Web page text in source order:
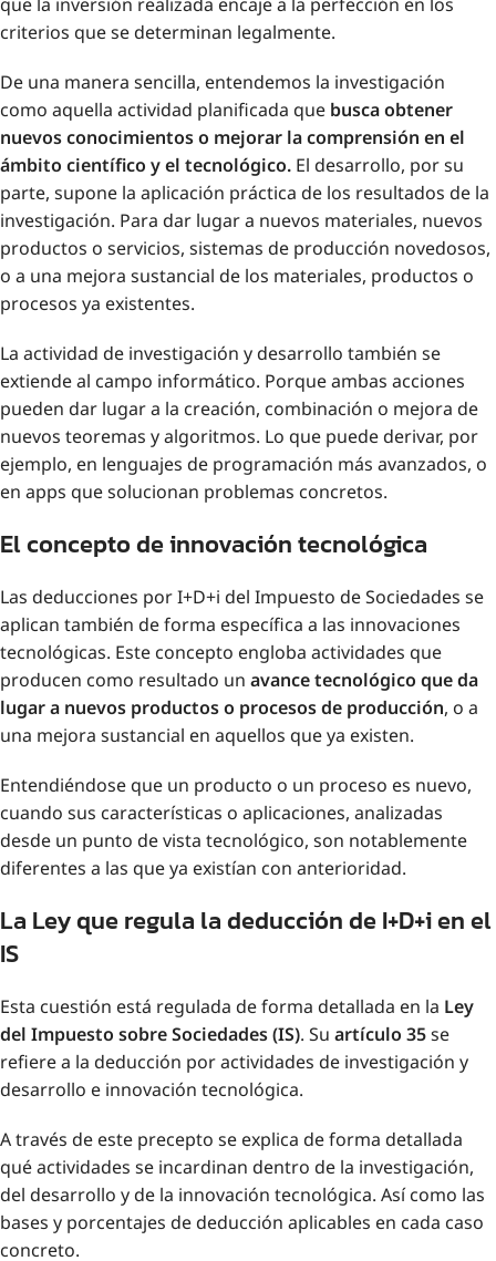
que la inversión realizada encaje a la perfección en los
criterios que se determinan legalmente.
De una manera sencilla, entendemos la investigación
como aquella actividad planificada que busca obtener
nuevos conocimientos o mejorar la comprensión en el
ámbito científico y el tecnológico. El desarrollo, por su
parte, supone la aplicación práctica de los resultados de la
investigación. Para dar lugar a nuevos materiales, nuevos
productos o servicios, sistemas de producción novedosos,
o a una mejora sustancial de los materiales, productos o
procesos ya existentes.
La actividad de investigación y desarrollo también se
extiende al campo informático. Porque ambas acciones
pueden dar lugar a la creación, combinación o mejora de
nuevos teoremas y algoritmos. Lo que puede derivar, por
ejemplo, en lenguajes de programación más avanzados, o
en apps que solucionan problemas concretos.
El concepto de innovación tecnológica
Las deducciones por I+D+i del Impuesto de Sociedades se
aplican también de forma específica a las innovaciones
tecnológicas. Este concepto engloba actividades que
producen como resultado un avance tecnológico que da
lugar a nuevos productos o procesos de producción, o a
una mejora sustancial en aquellos que ya existen.
Entendiéndose que un producto o un proceso es nuevo,
cuando sus características o aplicaciones, analizadas
desde un punto de vista tecnológico, son notablemente
diferentes a las que ya existían con anterioridad.
La Ley que regula la deducción de I+D+i en el
IS
Esta cuestión está regulada de forma detallada en la Ley
del Impuesto sobre Sociedades (IS). Su artículo 35se
refiere a la deducción por actividades de investigación y
desarrollo e innovación tecnológica.
A través de este precepto se explica de forma detallada
qué actividades se incardinan dentro de la investigación,
del desarrollo y de la innovación tecnológica. Así como las
bases y porcentajes de deducción aplicables en cada caso
concreto.